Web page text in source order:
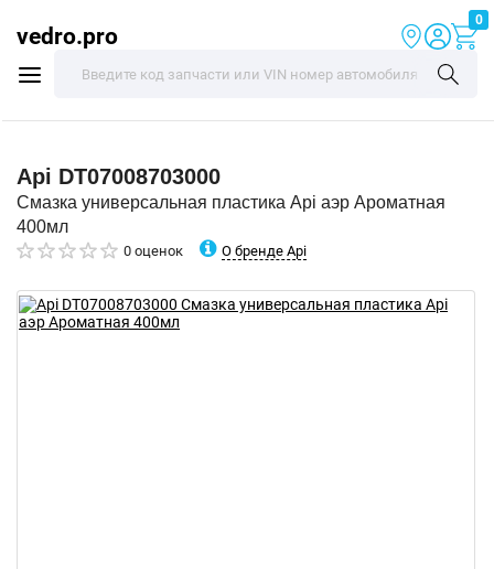
vedro.pro
0
Api DT07008703000
Смазка универсальная пластика Api аэр Ароматная
400мл
0 оценок О бренде Api